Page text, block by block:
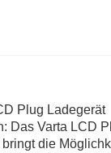
Plug Ladegerät
Das Varta LCD
die